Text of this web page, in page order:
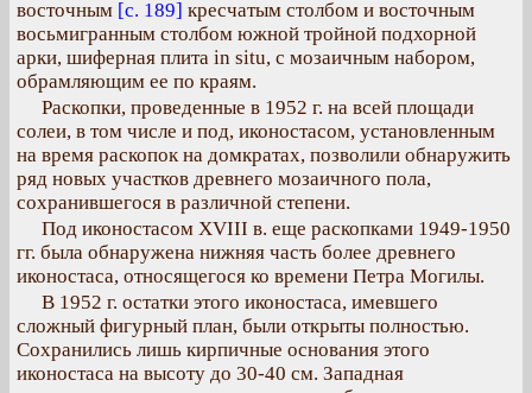
восточным [с. 189] кресчатым столбом и восточным
восьмигранным столбом южной тройной подхорной
арки, шиферная плита in situ, с мозаичным набором,
обрамляющим ее по краям.
Раскопки, проведенные в 1952 г. на всей площади
солеи, в том числе и под, иконостасом, установленным
на время раскопок на домкратах, позволили обнаружить
ряд новых участков древнего мозаичного пола,
сохранившегося в различной степени.
Под иконостасом XVIII в. еще раскопками 1949-1950
гг. была обнаружена нижняя часть более древнего
иконостаса, относящегося ко времени Петра Могилы.
В 1952 г. остатки этого иконостаса, имевшего
сложный фигурный план, были открыты полностью.
Сохранились лишь кирпичные основания этого
иконостаса на высоту до 30-40 см. Западная